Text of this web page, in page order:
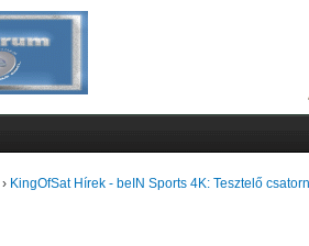
› KingOfSat Hírek - beIN Sports 4K: Tesztelő